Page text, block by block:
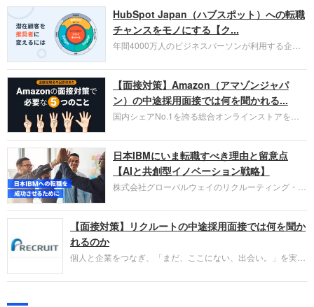
HubSpot Japan（ハブスポット）への転職
チャンスをモノにする【ク...
年間4000万人のビジネスパーソンが利用する企業
お勧めするイチオシ企業をご紹介します。今回はク
ラウド型CRMプラットフォームを提供する
HubSpot Japan（ハブスポット・ジャパン）株式会
社です。採用面接対策の企業研究にご活用くださ
い。
【面接対策】Amazon（アマゾンジャパ
ン）の中途採用面接では何を聞かれる...
国内シェアNo.1を誇る総合オンラインストアを運
圧倒的な存在感を持つAmazon。中途採用面接では
過去の具体的な業務成果やリーダーシップの発揮、
失敗からの学びが重視され、人間性やカルチャーフ
ィットも評価対象となり、長期的に成長できる仲間
であるかを多角的に審査されます。
日本IBMにいま転職すべき理由と留意点
【AIと共創型イノベーション戦略】
株式会社グローバルウェイのリクルーティング・パ
パーソンが利用する企業口コミサイト「キャリコ
ネ」の転職エージェントがお勧めするイチオシ企業
IBMです。採用面接対策の企業研究にご活用くださ
い。
【面接対策】リクルートの中途採用面接では何を聞か
れるのか
個人と企業をつなぎ、「まだ、ここにない、出会い。」を実現
やこれまでの成果を具体的に問われるほか、「人間性」も評価